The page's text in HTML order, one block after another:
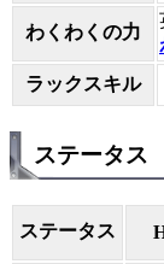
わくわくの力
ラックスキル
ステータス
ステータス